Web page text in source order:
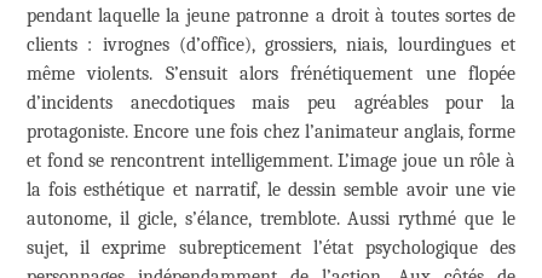
pendant laquelle la jeune patronne a droit à toutes sortes de
clients : ivrognes (d’office), grossiers, niais, lourdingues et
même violents. S’ensuit alors frénétiquement une flopée
d’incidents anecdotiques mais peu agréables pour la
protagoniste. Encore une fois chez l’animateur anglais, forme
et fond se rencontrent intelligemment. L’image joue un rôle à
la fois esthétique et narratif, le dessin semble avoir une vie
autonome, il gicle, s’élance, tremblote. Aussi rythmé que le
sujet, il exprime subrepticement l’état psychologique des